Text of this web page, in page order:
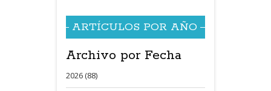
ARTÍCULOS POR AÑO
Archivo por Fecha
2026 (88)